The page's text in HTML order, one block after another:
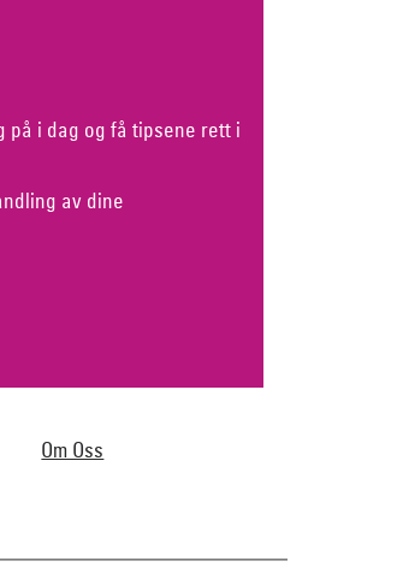
på i dag og få tipsene rett i
av dine
Om Oss